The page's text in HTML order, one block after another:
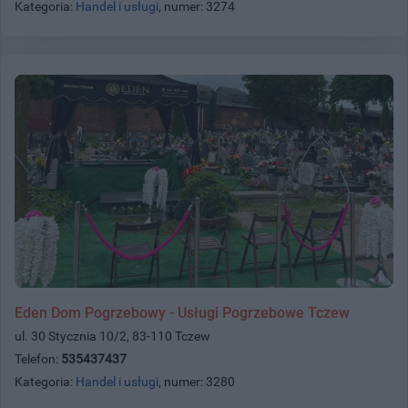
Kategoria: Handel i usługi, numer: 3274
Eden Dom Pogrzebowy - Usługi Pogrzebowe Tczew
ul. 30 Stycznia 10/2, 83-110 Tczew
Telefon: 535437437
Kategoria: Handel i usługi, numer: 3280